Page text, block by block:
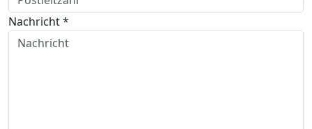
Nachricht *